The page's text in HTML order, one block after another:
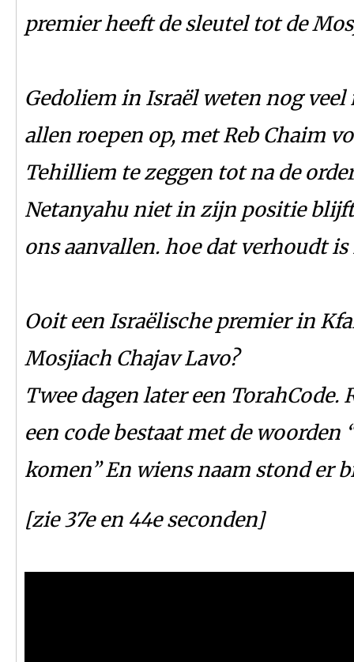
premier heeft de sleutel tot de
Gedoliem in Israël weten nog
allen roepen op, met Reb Chaim
Tehilliem te zeggen tot na de
Netanyahu niet in zijn positie
ons aanvallen. hoe dat verhoudt
Ooit een Israëlische premier in
Mosjiach Chajav Lavo?
Twee dagen later een TorahCode.
een code bestaat met de woorden
komen” En wiens naam stond er
[zie 37e en 44e seconden]